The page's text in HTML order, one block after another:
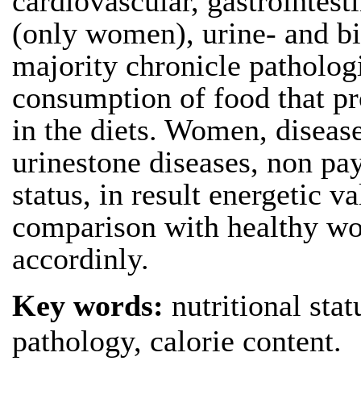
(only women), urine- and
majority chronicle
consumption of food that
in the diets. Women,
urinestone diseases, non
status, in result energetic
comparison with healthy
accordinly.
Key words: nutritional
pathology, calorie content.